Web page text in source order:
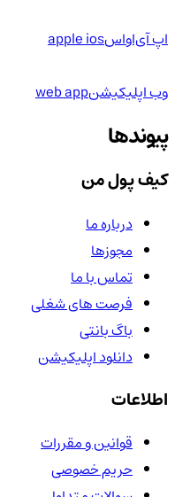
اپ آی‌او‌اسapple ios
وب اپلیکیشنweb app
پیوندها
کیف پول من
درباره ما
مجوزها
تماس با ما
فرصت های شغلی
باگ بانتی
دانلود اپلیکیشن
اطلاعات
قوانین و مقررات
حریم خصوصی